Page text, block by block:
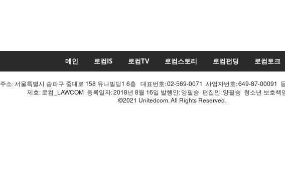
메인 로컴IS 로컴TV 로컴스토리 로컴펀딩 로컴토크
주소: 서울특별시 송파구 중대로 158 유나빌딩1 6층 대표번호: 02-569-0071 사업자번호: 649-87-00091
제호: 로컴_LAWCOM 등록일자: 2018년 8월 16일 발행인: 양필승 편집인: 양필승 청소년 보호
©2021 Unitedcom. All Rights Reserved.